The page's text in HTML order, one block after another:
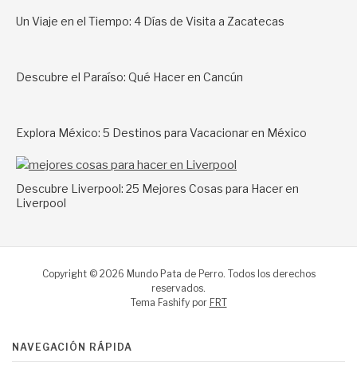
Un Viaje en el Tiempo: 4 Días de Visita a Zacatecas
Descubre el Paraíso: Qué Hacer en Cancún
Explora México: 5 Destinos para Vacacionar en México
Descubre Liverpool: 25 Mejores Cosas para Hacer en
Liverpool
Copyright © 2026 Mundo Pata de Perro. Todos los derechos
reservados.
Tema Fashify por FRT
NAVEGACIÓN RÁPIDA